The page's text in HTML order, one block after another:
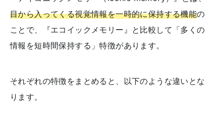
目から入ってくる視覚情報を一時的に保持する機能の
ことで、『エコイックメモリー』と比較して「多くの
情報を短時間保持する」特徴があります。
それぞれの特徴をまとめると、以下のような違いとな
ります。